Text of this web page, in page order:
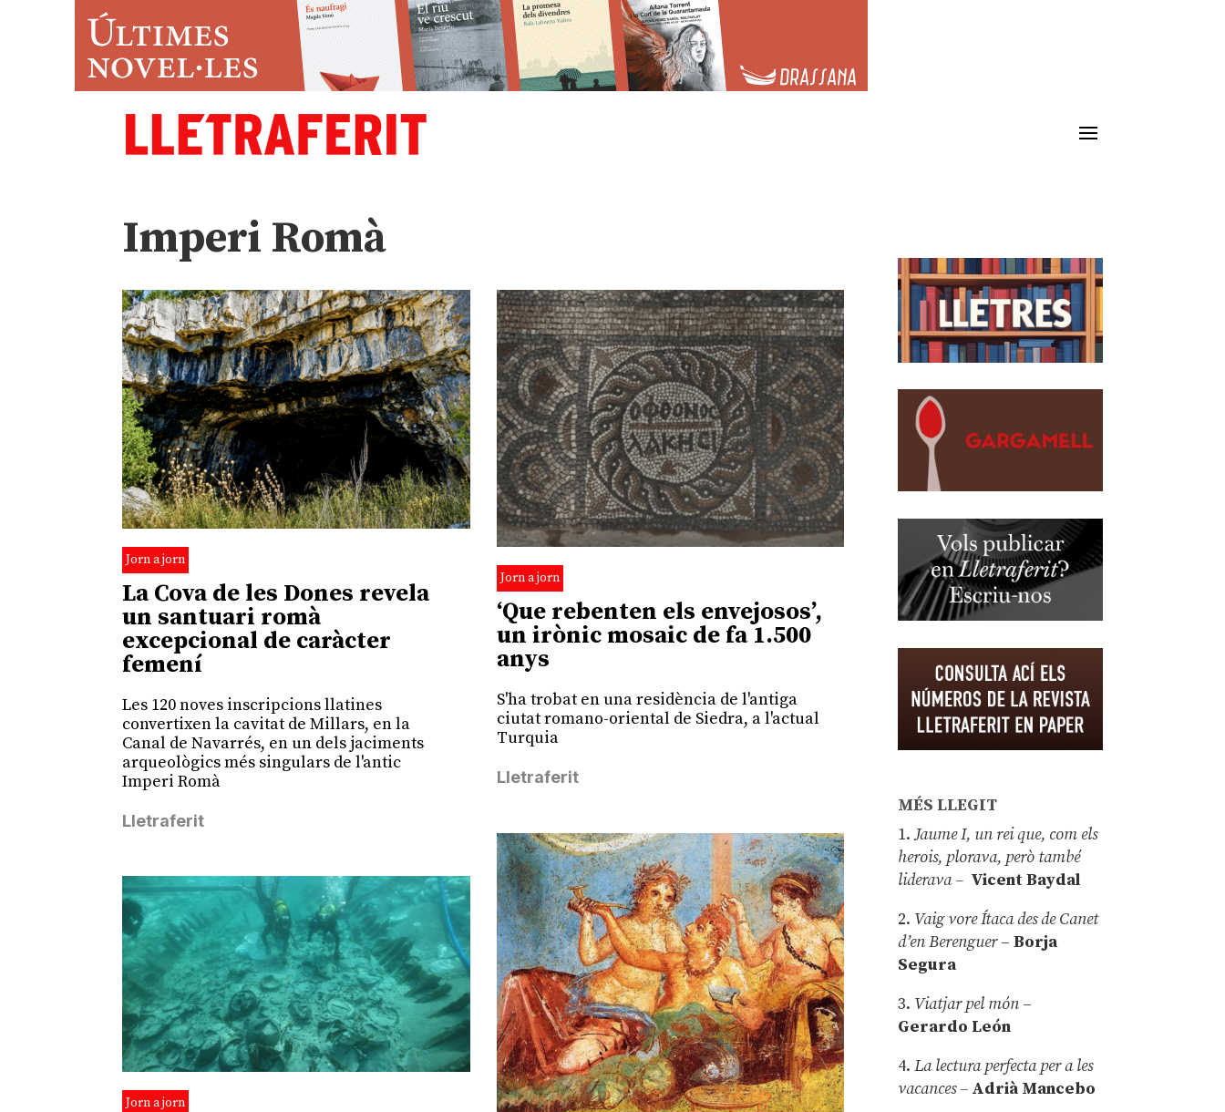
Imperi Romà
Jorn a jorn
La Cova de les Dones revela
un santuari romà
excepcional de caràcter
femení
Les 120 noves inscripcions llatines
convertixen la cavitat de Millars, en la
Canal de Navarrés, en un dels jaciments
arqueològics més singulars de l'antic
Imperi Romà
Lletraferit
Jorn a jorn
‘Que rebenten els envejosos’,
un irònic mosaic de fa 1.500
anys
S'ha trobat en una residència de l'antiga
ciutat romano-oriental de Siedra, a l'actual
Turquia
Lletraferit
Jorn a jorn
MÉS LLEGIT
1.Jaume I, un rei que, com els
herois, plorava, però també
liderava – Vicent Baydal
2. Vaig vore Ítaca des de Canet
d’en Berenguer–Borja
Segura
3. Viatjar pel món –
Gerardo León
4.La lectura perfecta per a les
vacances – Adrià Mancebo